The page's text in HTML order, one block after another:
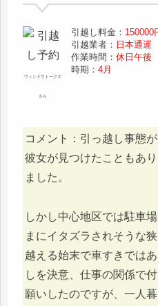
ウィンドウトークズ
さん
引越し料金： 150000
引越業者： 日本通運
作業時間：休日午後
時期：4月
コメント：引っ越し事態
彼女が見つけたこともあ
ました。
しかし中心地区では駐車
まにイタズラされそうな
越える始末で車すきでは
しを決意、仕事の関係で
願いしたのですが、一人